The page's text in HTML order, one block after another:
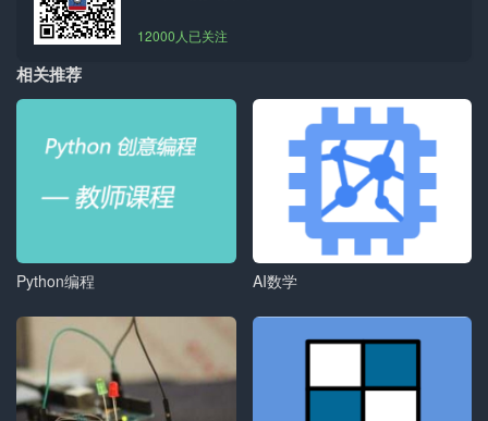
12000人已关注
相关推荐
Python编程 AI数学